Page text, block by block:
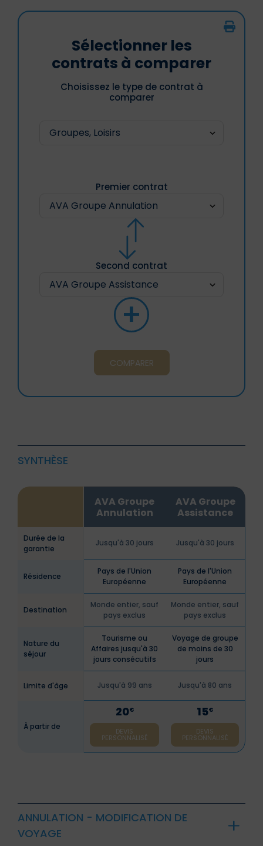
Sélectionner les
contrats à comparer
Choisissez le type de contrat à
comparer
Premier contrat
Second contrat
+
COMPARER
SYNTHÈSE
AVA Groupe
Annulation
AVA Groupe
Assistance
Durée de la
garantie
Jusqu'à 30 jours Jusqu'à 30 jours
Résidence
Pays de l'Union
Européenne
Pays de l'Union
Européenne
Destination
Monde entier, sauf
pays exclus
Monde entier, sauf
pays exclus
Nature du
séjour
Tourisme ou
Affaires jusqu'à 30
jours consécutifs
Voyage de groupe
de moins de 30
jours
Limite d'âge Jusqu'à 99 ans Jusqu'à 80 ans
À partir de
20€
DEVIS
PERSONNALISÉ
15€
DEVIS
PERSONNALISÉ
ANNULATION - MODIFICATION DE
VOYAGE